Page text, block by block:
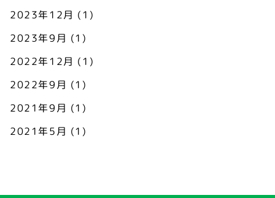
2023年12月 (1)
2023年9月 (1)
2022年12月 (1)
2022年9月 (1)
2021年9月 (1)
2021年5月 (1)